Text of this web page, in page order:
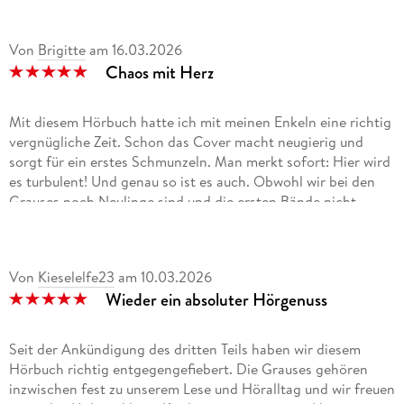
Von Brigitte am 16.03.2026
Chaos mit Herz
Mit diesem Hörbuch hatte ich mit meinen Enkeln eine richtig
vergnügliche Zeit. Schon das Cover macht neugierig und
sorgt für ein erstes Schmunzeln. Man merkt sofort: Hier wird
es turbulent! Und genau so ist es auch. Obwohl wir bei den
Grauses noch Neulinge sind und die ersten Bände nicht
Besonders schnell haben wir die witzigen Wortspiele ins Herz
geschlossen. Und natürlich Ottilie! Man leidet richtig mit ihr
anderen zu blamieren. Gerade solche Momente machen die
Geschichte so nahbar und ehrlich.
Da wir das Buch als Hörbuch erlebt haben, möchte ich auch
die wunderbare Stimme von Sabine Bohlmann hervorheben.
Von Kieselelfe23 am 10.03.2026
Wieder ein absoluter Hörgenuss
Seit der Ankündigung des dritten Teils haben wir diesem
Hörbuch richtig entgegengefiebert. Die Grauses gehören
inzwischen fest zu unserem Lese und Höralltag und wir freuen